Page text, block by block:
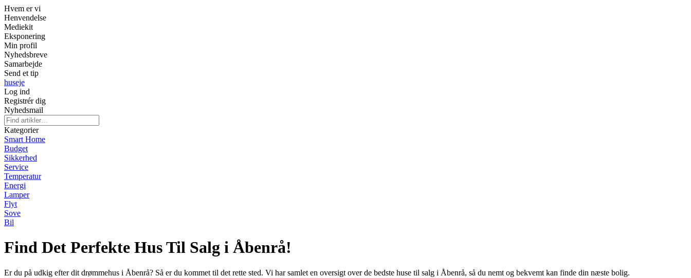
Hvem er vi
Henvendelse
Mediekit
Eksponering
Min profil
Nyhedsbreve
Samarbejde
Send et tip
huseje
Log ind
Registrér dig
Nyhedsmail
Kategorier
Smart Home
Budget
Sikkerhed
Service
Temperatur
Energi
Lamper
Flyt
Sove
Bil
Find Det Perfekte Hus Til Salg i Åbenrå!
Er du på udkig efter dit drømmehus i Åbenrå? Så er du kommet til det rette sted. Vi har samlet en oversigt over de bedste huse til salg i Åbenrå, så du nemt og bekvemt kan finde din næste bolig.